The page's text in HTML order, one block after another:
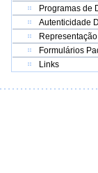
Programas de
Autenticidade
Formulários
Links